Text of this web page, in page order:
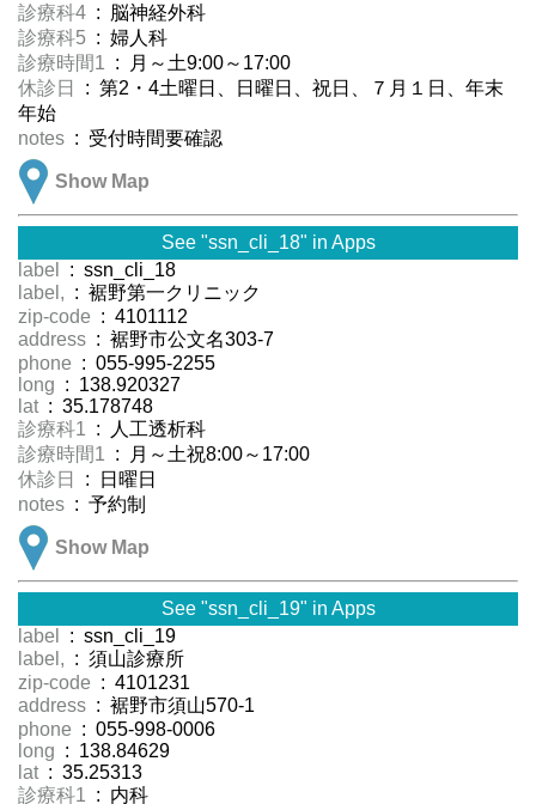
診療科4 : 脳神経外科
診療科5 : 婦人科
診療時間1 : 月～土9:00～17:00
休診日
: 第2・4土曜日、日曜日、祝日、７月１日、年末
年始
notes : 受付時間要確認
Show Map
See "ssn_cli_18" in Apps
label
: ssn_cli_18
label, : 裾野第一クリニック
zip-code : 4101112
address : 裾野市公文名303-7
phone : 055-995-2255
long : 138.920327
lat : 35.178748
診療科1 : 人工透析科
診療時間1 : 月～土祝8:00～17:00
休診日
: 日曜日
notes : 予約制
Show Map
See "ssn_cli_19" in Apps
label
: ssn_cli_19
label, : 須山診療所
zip-code : 4101231
address : 裾野市須山570-1
phone : 055-998-0006
long : 138.84629
lat : 35.25313
診療科1 : 内科